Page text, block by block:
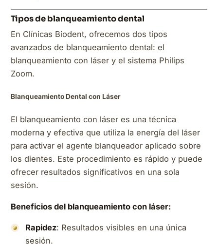
Tipos de blanqueamiento dental
En Clínicas Biodent, ofrecemos dos tipos
avanzados de blanqueamiento dental: el
blanqueamiento con láser y el sistema Philips
Zoom.
Blanqueamiento Dental con Láser
El blanqueamiento con láser es una técnica
moderna y efectiva que utiliza la energía del láser
para activar el agente blanqueador aplicado sobre
los dientes. Este procedimiento es rápido y puede
ofrecer resultados significativos en una sola
sesión.
Beneficios del blanqueamiento con láser:
Rapidez: Resultados visibles en una única
sesión.